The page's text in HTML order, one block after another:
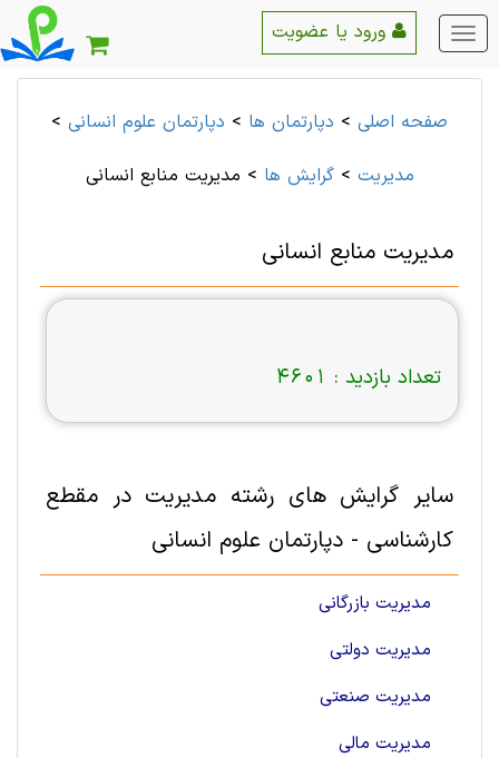
منو
اصلی
صفحه اصلی > دپارتمان ها > دپارتمان علوم انسانی >
مديريت >گرایش ها > مدیریت منابع انسانی
مدیریت منابع انسانی
تعداد بازدید : 4601
سایر گرایش های رشته مديريت در مقطع
کارشناسی - دپارتمان علوم انسانی
مدیریت بازرگانی
مدیریت دولتی
مدیریت صنعتی
مدیریت مالی